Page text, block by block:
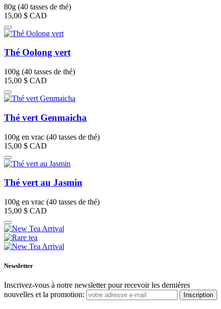
80g (40 tasses de thé)
15,00 $ CAD
Thé Oolong vert
100g (40 tasses de thé)
15,00 $ CAD
Thé vert Genmaicha
100g en vrac (40 tasses de thé)
15,00 $ CAD
Thé vert au Jasmin
100g en vrac (40 tasses de thé)
15,00 $ CAD
Newsletter
Inscrivez-vous à notre newsletter pour recevoir les dernières
nouvelles et la promotion:
Inscription